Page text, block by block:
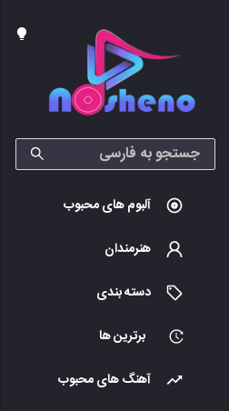
آلبوم های محبوب
هنرمندان
دسته بندی
برترین ها
آهنگ های محبوب